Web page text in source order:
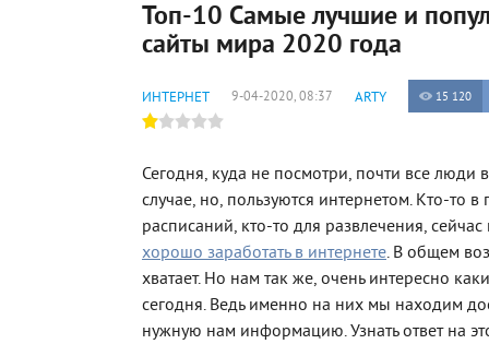
Топ-10 Самые лучшие и
сайты мира 2020 года
ИНТЕРНЕТ 9-04-2020, 08:37 ARTY 15 120
Сегодня, куда не посмотри, почти все люди
случае, но, пользуются интернетом. Кто-то в
расписаний, кто-то для развлечения,
хорошо заработать в интернете. В общем
хватает. Но нам так же, очень интересно
сегодня. Ведь именно на них мы находим
нужную нам информацию. Узнать ответ на